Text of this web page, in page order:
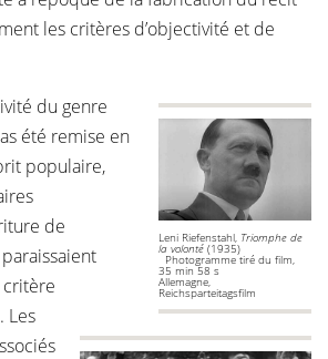
les critères d’objectivité et de
Leni Riefenstahl, Triomphe de
la volonté (1935)
Photogramme tiré du film,
35 min 58 s
Allemagne,
Reichsparteitagsfilm
du genre
été remise en
populaire,
de
paraissaient
critère
Les